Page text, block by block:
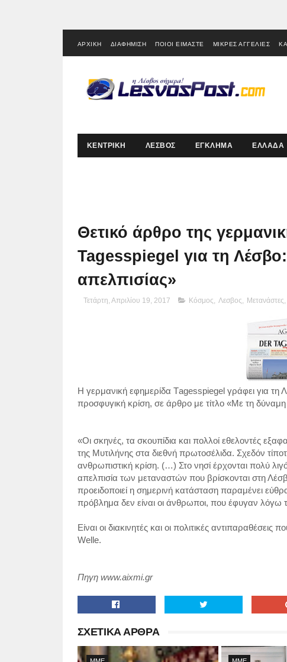
ΑΡΧΙΚΗ ΔΙΑΦΗΜΙΣΗ ΠΟΙΟΙ ΕΙΜΑΣΤΕ ΜΙΚΡΕΣ ΑΓΓΕΛΙΕΣ
ΚΕΝΤΡΙΚΗ ΛΕΣΒΟΣ ΕΓΚΛΗΜΑ ΕΛΛΑΔΑ
Θετικό άρθρο της
Tagesspiegel για τη
απελπισίας»
Τετάρτη, Απριλίου 19, 2017 Κόσμος, Λεσβος, Μετανάστες,
Η γερμανική εφημερίδα Τagesspiegel γράφει για τη
προσφυγική κρίση, σε άρθρο με τίτλο «Με τη δύναμη
«Οι σκηνές, τα σκουπίδια και πολλοί εθελοντές
της Μυτιλήνης στα διεθνή πρωτοσέλιδα. Σχεδόν
ανθρωπιστική κρίση. (…) Στο νησί έρχονται πολύ
απελπισία των μεταναστών που βρίσκονται στη
προειδοποιεί η σημερινή κατάσταση παραμένει
πρόβλημα δεν είναι οι άνθρωποι, που έφυγαν λόγω
Είναι οι διακινητές και οι πολιτικές
Welle.
Πηγη www.aixmi.gr
ΣΧΕΤΙΚΑ ΑΡΘΡΑ